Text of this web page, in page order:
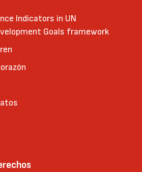
Indicators in UN
Goals framework